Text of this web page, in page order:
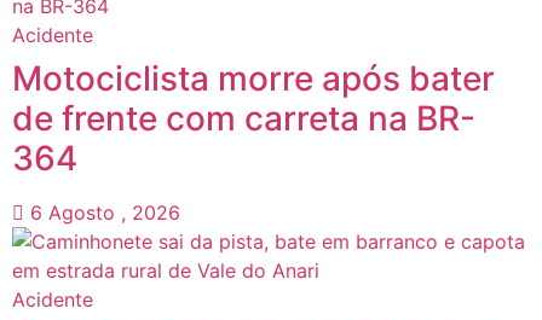
Acidente
Motociclista morre após bater
de frente com carreta na BR-
364
6 Agosto , 2026
Acidente